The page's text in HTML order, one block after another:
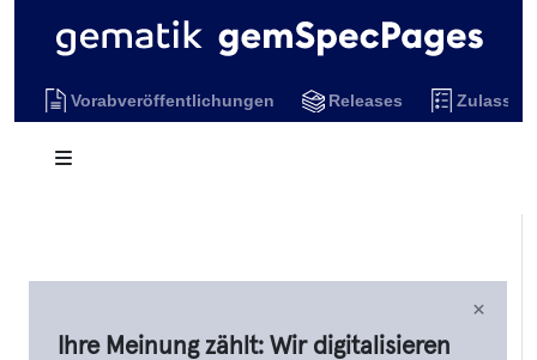
Vorabveröffentlichungen Releases
×
Ihre Meinung zählt: Wir digitalisieren